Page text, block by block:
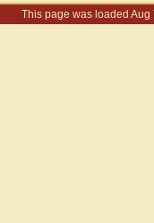
This page was loaded Aug